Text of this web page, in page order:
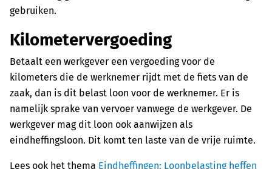
gebruiken.
Kilometervergoeding
Betaalt een werkgever een vergoeding voor de
kilometers die de werknemer rijdt met de fiets van de
zaak, dan is dit belast loon voor de werknemer. Er is
namelijk sprake van vervoer vanwege de werkgever. De
werkgever mag dit loon ook aanwijzen als
eindheffingsloon. Dit komt ten laste van de vrije ruimte.
Lees ook het thema Eindheffingen: Loonbelasting heffen